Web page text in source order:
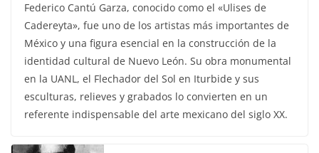
Federico Cantú Garza, conocido como el «Ulises de
Cadereyta», fue uno de los artistas más importantes de
México y una figura esencial en la construcción de la
identidad cultural de Nuevo León. Su obra monumental
en la UANL, el Flechador del Sol en Iturbide y sus
esculturas, relieves y grabados lo convierten en un
referente indispensable del arte mexicano del siglo XX.